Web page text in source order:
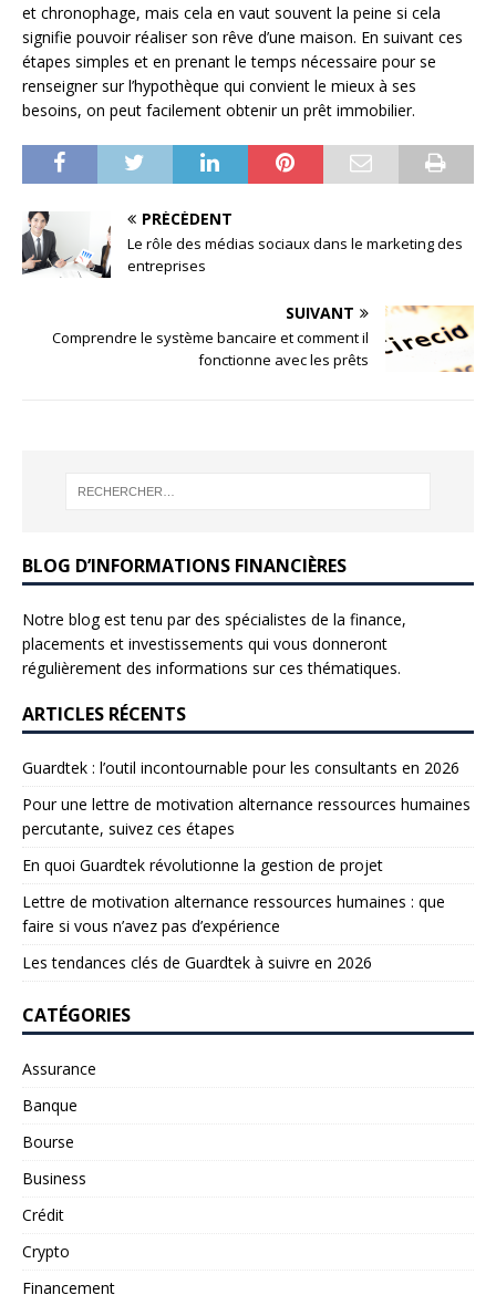
et chronophage, mais cela en vaut souvent la peine si cela
signifie pouvoir réaliser son rêve d’une maison. En suivant ces
étapes simples et en prenant le temps nécessaire pour se
renseigner sur l’hypothèque qui convient le mieux à ses
besoins, on peut facilement obtenir un prêt immobilier.
PRÉCÉDENT
Le rôle des médias sociaux dans le marketing des
entreprises
SUIVANT
Comprendre le système bancaire et comment il
fonctionne avec les prêts
BLOG D’INFORMATIONS FINANCIÈRES
Notre blog est tenu par des spécialistes de la finance,
placements et investissements qui vous donneront
régulièrement des informations sur ces thématiques.
ARTICLES RÉCENTS
Guardtek : l’outil incontournable pour les consultants en 2026
Pour une lettre de motivation alternance ressources humaines
percutante, suivez ces étapes
En quoi Guardtek révolutionne la gestion de projet
Lettre de motivation alternance ressources humaines : que
faire si vous n’avez pas d’expérience
Les tendances clés de Guardtek à suivre en 2026
CATÉGORIES
Assurance
Banque
Bourse
Business
Crédit
Crypto
Financement